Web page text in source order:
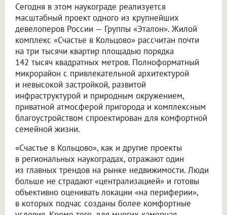
Сегодня в этом наукограде реализуется
масштабный проект одного из крупнейших
девелоперов России — Группы «Эталон». Жилой
комплекс «Счастье в Кольцово» рассчитан почти
на три тысячи квартир площадью порядка
142 тысяч квадратных метров. Полноформатный
микрорайон с привлекательной архитектурой
и невысокой застройкой, развитой
инфраструктурой и природным окружением,
приватной атмосферой пригорода и комплексным
благоустройством спроектирован для комфортной
семейной жизни.
«Счастье в Кольцово», как и другие проекты
в региональных наукоградах, отражают один
из главных трендов на рынке недвижимости. Люди
больше не страдают «централизацией» и готовы
объективно оценивать локации «на периферии»,
в которых подчас созданы более комфортные